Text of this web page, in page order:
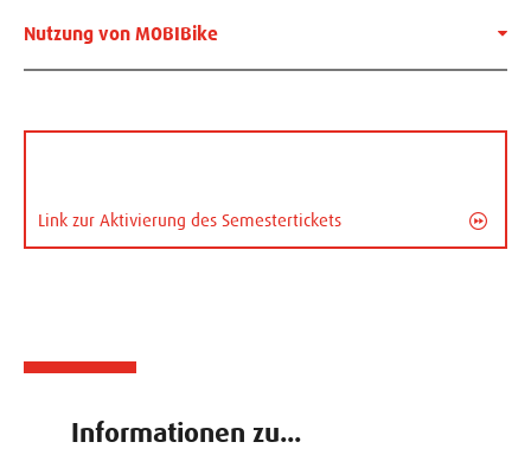
Nutzung von MOBIBike
Link zur Aktivierung des Semestertickets
Informationen zu...